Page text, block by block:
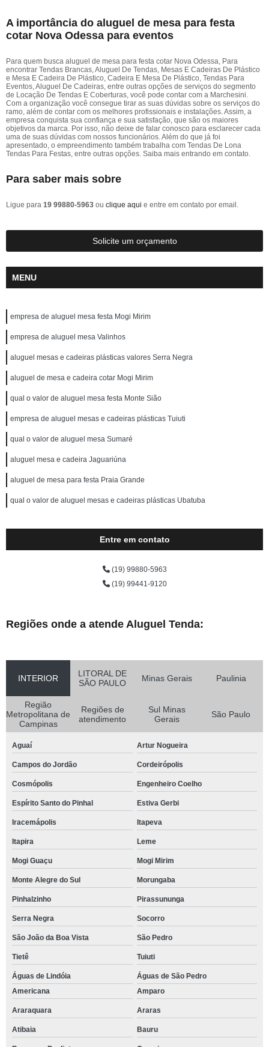
A importância do aluguel de mesa para festa
cotar Nova Odessa para eventos
Para quem busca aluguel de mesa para festa cotar Nova Odessa, Para
encontrar Tendas Brancas, Aluguel De Tendas, Mesas E Cadeiras De Plástico
e Mesa E Cadeira De Plástico, Cadeira E Mesa De Plástico, Tendas Para
Eventos, Aluguel De Cadeiras, entre outras opções de serviços do segmento
de Locação De Tendas E Coberturas, você pode contar com a Marchesini.
Com a organização você consegue tirar as suas dúvidas sobre os serviços do
ramo, além de contar com os melhores profissionais e instalações. Assim, a
empresa conquista sua confiança e sua satisfação, que são os maiores
objetivos da marca. Por isso, não deixe de falar conosco para esclarecer cada
uma de suas dúvidas com nossos funcionários. Além do que já foi
apresentado, o empreendimento também trabalha com Tendas De Lona
Tendas Para Festas, entre outras opções. Saiba mais entrando em contato.
Para saber mais sobre
Ligue para 19 99880-5963 ou clique aqui e entre em contato por email.
Solicite um orçamento
MENU
empresa de aluguel mesa festa Mogi Mirim
empresa de aluguel mesa Valinhos
aluguel mesas e cadeiras plásticas valores Serra Negra
aluguel de mesa e cadeira cotar Mogi Mirim
qual o valor de aluguel mesa festa Monte Sião
empresa de aluguel mesas e cadeiras plásticas Tuiuti
qual o valor de aluguel mesa Sumaré
aluguel mesa e cadeira Jaguariúna
aluguel de mesa para festa Praia Grande
qual o valor de aluguel mesas e cadeiras plásticas Ubatuba
Entre em contato
(19) 99880-5963
(19) 99441-9120
Regiões onde a atende Aluguel Tenda:
INTERIOR
LITORAL DE
SÃO PAULO
Minas Gerais Paulinia
Região
Metropolitana de
Campinas
Regiões de
atendimento
Sul Minas
Gerais
São Paulo
Aguaí Artur Nogueira
Campos do Jordão Cordeirópolis
Cosmópolis Engenheiro Coelho
Espírito Santo do Pinhal Estiva Gerbi
Iracemápolis Itapeva
Itapira Leme
Mogi Guaçu Mogi Mirim
Monte Alegre do Sul Morungaba
Pinhalzinho Pirassununga
Serra Negra Socorro
São João da Boa Vista São Pedro
Tietê Tuiuti
Águas de Lindóia
Águas de São Pedro
Americana
Amparo
Araraquara Araras
Atibaia Bauru